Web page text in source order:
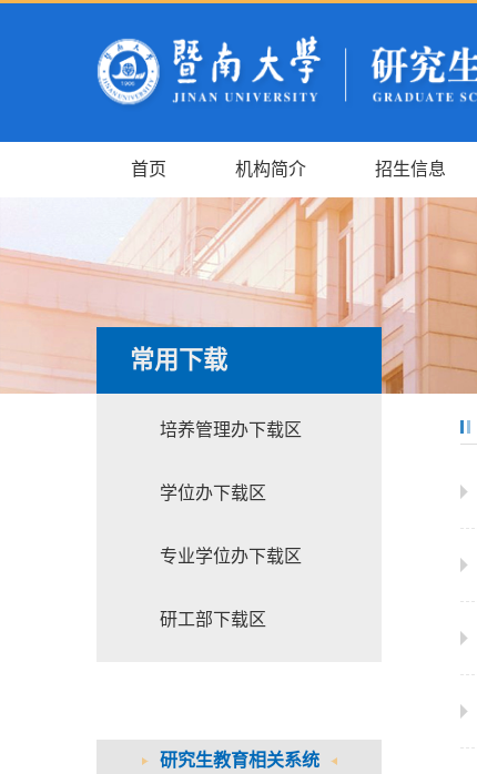
首页 机构简介 招生信息
常用下载
培养管理办下载区
学位办下载区
专业学位办下载区
研工部下载区
研究生教育相关系统